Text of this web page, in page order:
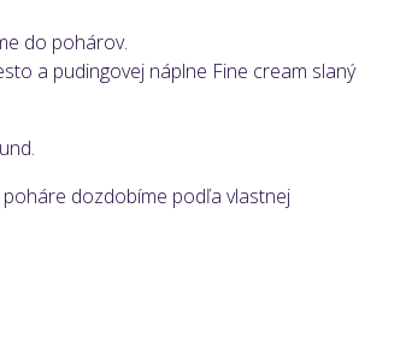
do pohárov.
a pudingovej náplne Fine cream slaný
dozdobíme podľa vlastnej